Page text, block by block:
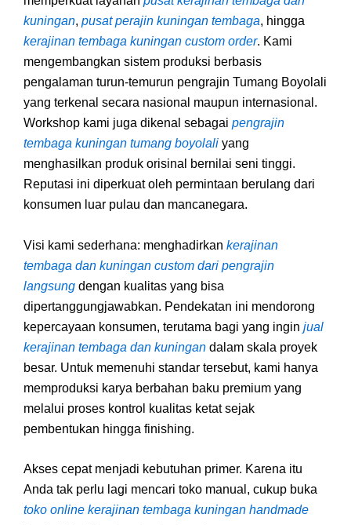
kuningan, pusat perajin kuningan tembaga, hingga
kerajinan tembaga kuningan custom order. Kami
mengembangkan sistem produksi berbasis
pengalaman turun-temurun pengrajin Tumang Boyolali
yang terkenal secara nasional maupun internasional.
Workshop kami juga dikenal sebagai pengrajin
tembaga kuningan tumang boyolali yang
menghasilkan produk orisinal bernilai seni tinggi.
Reputasi ini diperkuat oleh permintaan berulang dari
konsumen luar pulau dan mancanegara.
Visi kami sederhana: menghadirkan kerajinan
tembaga dan kuningan custom dari pengrajin
langsung dengan kualitas yang bisa
dipertanggungjawabkan. Pendekatan ini mendorong
kepercayaan konsumen, terutama bagi yang ingin jual
kerajinan tembaga dan kuningan dalam skala proyek
besar. Untuk memenuhi standar tersebut, kami hanya
memproduksi karya berbahan baku premium yang
melalui proses kontrol kualitas ketat sejak
pembentukan hingga finishing.
Akses cepat menjadi kebutuhan primer. Karena itu
Anda tak perlu lagi mencari toko manual, cukup buka
toko online kerajinan tembaga kuningan handmade